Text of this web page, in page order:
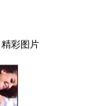
精彩图片